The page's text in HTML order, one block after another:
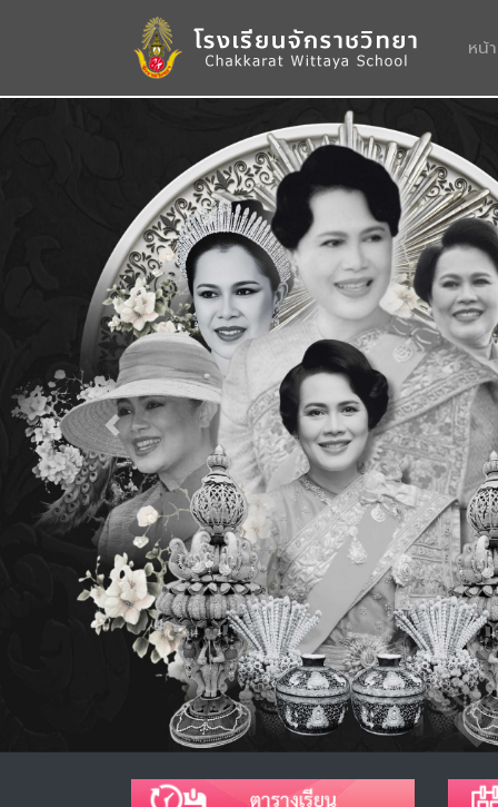
หน้
Previous